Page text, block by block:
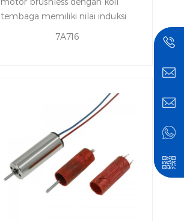
tembaga memiliki nilai induksi
7A716